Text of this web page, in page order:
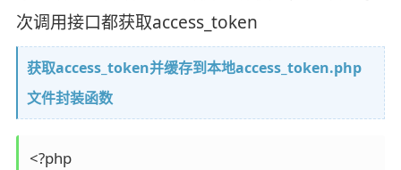
次调用接口都获取access_token
获取access_token并缓存到本地access_token.php
文件封装函数
<?php